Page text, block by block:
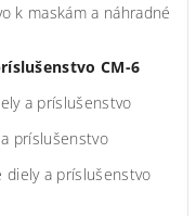
k maskám a náhradné
CM-6
a príslušenstvo
a príslušenstvo
diely a príslušenstvo